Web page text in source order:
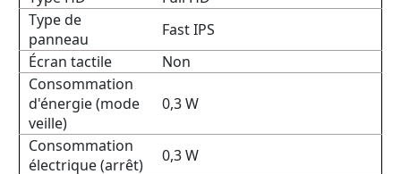
Type de
panneau
Fast IPS
Écran tactile
Non
Consommation
d'énergie (mode
veille)
0,3 W
Consommation
électrique (arrêt)
0,3 W